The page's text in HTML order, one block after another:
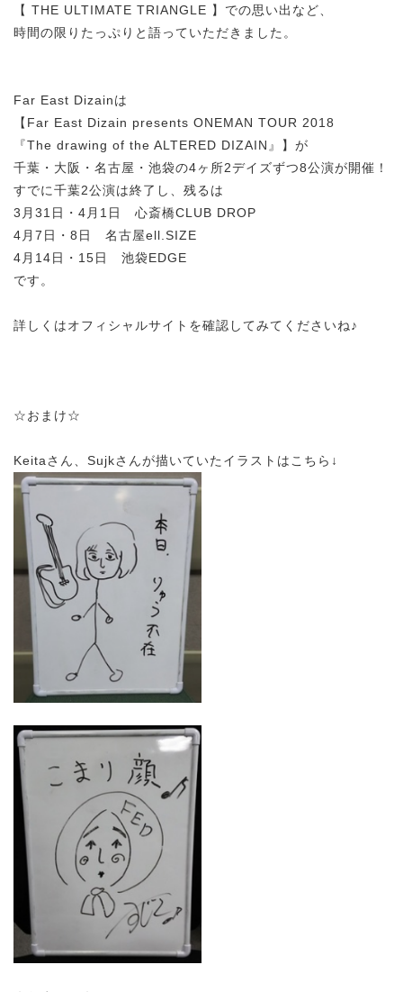
【 THE ULTIMATE TRIANGLE 】での思い出など、
時間の限りたっぷりと語っていただきました。
Far East Dizainは
【Far East Dizain presents ONEMAN TOUR 2018
『The drawing of the ALTERED DIZAIN』】が
千葉・大阪・名古屋・池袋の4ヶ所2デイズずつ8公演が開催！
すでに千葉2公演は終了し、残るは
3月31日・4月1日 心斎橋CLUB DROP
4月7日・8日 名古屋ell.SIZE
4月14日・15日 池袋EDGE
です。
詳しくはオフィシャルサイトを確認してみてくださいね♪
☆おまけ☆
Keitaさん、Sujkさんが描いていたイラストはこちら↓